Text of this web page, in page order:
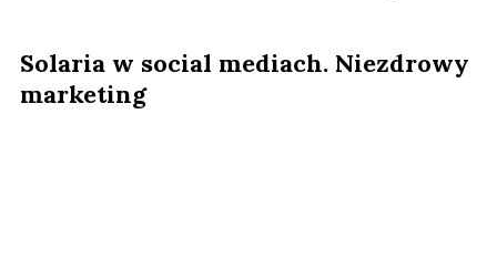
Solaria w social mediach. Niezdrowy
marketing